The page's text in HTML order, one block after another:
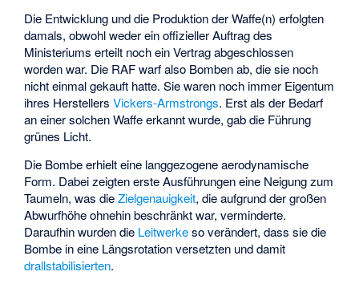
Die Entwicklung und die Produktion der Waffe(n) erfolgten
damals, obwohl weder ein offizieller Auftrag des
Ministeriums erteilt noch ein Vertrag abgeschlossen
worden war. Die RAF warf also Bomben ab, die sie noch
nicht einmal gekauft hatte. Sie waren noch immer Eigentum
ihres HerstellersVickers-Armstrongs. Erst als der Bedarf
an einer solchen Waffe erkannt wurde, gab die Führung
grünes Licht.
Die Bombe erhielt eine langgezogene aerodynamische
Form. Dabei zeigten erste Ausführungen eine Neigung zum
Taumeln, was dieZielgenauigkeit, die aufgrund der großen
Abwurfhöhe ohnehin beschränkt war, verminderte.
Daraufhin wurden die Leitwerkeso verändert, dass sie die
Bombe in eine Längsrotation versetzten und damit
drallstabilisierten.